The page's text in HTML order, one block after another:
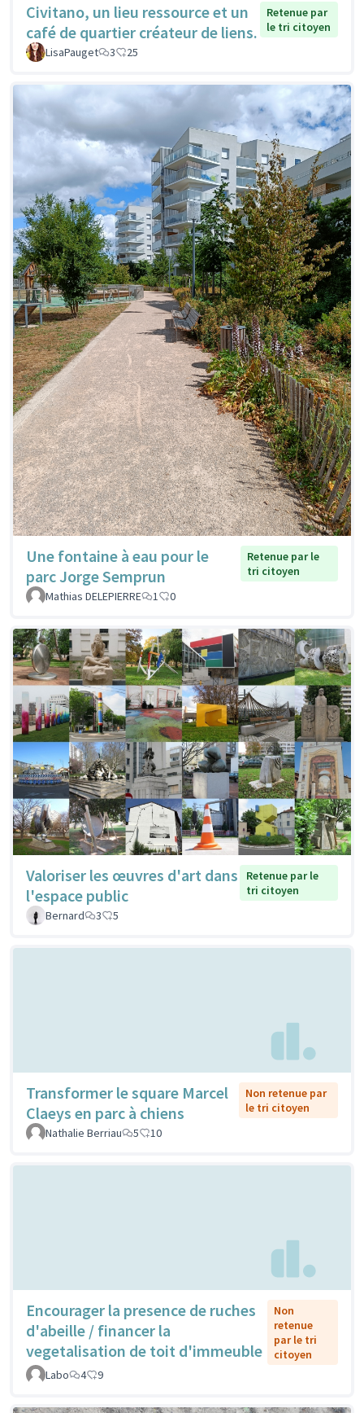
Civitano, un lieu ressource et un
café de quartier créateur de liens.
Retenue par
le tri citoyen
LisaPauget
3 25
Une fontaine à eau pour le
parc Jorge Semprun
Retenue par le
tri citoyen
Mathias DELEPIERRE
1 0
Valoriser les œuvres d'art dans
l'espace public
Retenue par le
tri citoyen
Bernard
3 5
Transformer le square Marcel
Claeys en parc à chiens
Non retenue par
le tri citoyen
Nathalie Berriau
5 10
Encourager la presence de ruches
d'abeille / financer la
vegetalisation de toit d'immeuble
Non
retenue
par le tri
citoyen
Labo
4 9